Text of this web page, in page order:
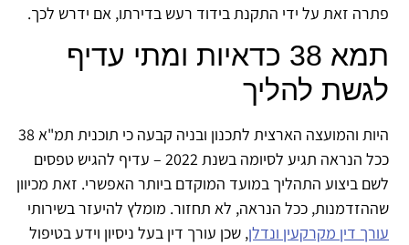
פתרה זאת על ידי התקנת בידוד רעש בדירתו, אם ידרש לכך.
תמא 38 כדאיות ומתי עדיף
לגשת להליך
היות והמועצה הארצית לתכנון ובניה קבעה כי תוכנית תמ"א 38
ככל הנראה תגיע לסיומה בשנת 2022 – עדיף להגיש טפסים
לשם ביצוע התהליך במועד המוקדם ביותר האפשרי. זאת מכיוון
שההזדמנות, ככל הנראה, לא תחזור. מומלץ להיעזר בשירותי
עורך דין מקרקעין ונדלן, שכן עורך דין בעל ניסיון וידע בטיפול